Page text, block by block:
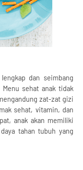
dan seimbang
sehat anak tidak
zat-zat gizi
sehat, vitamin, dan
anak akan memiliki
tahan tubuh yang